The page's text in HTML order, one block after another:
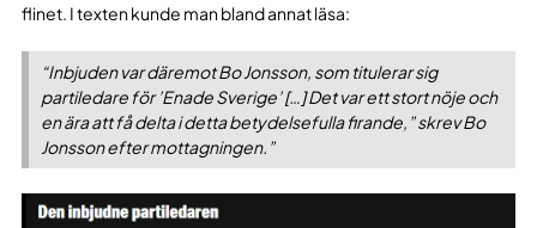
flinet. I texten kunde man bland annat läsa:
“Inbjuden var däremot Bo Jonsson, som titulerar sig
partiledare för ’Enade Sverige’ […] Det var ett stort nöje och
en ära att få delta i detta betydelsefulla firande,” skrev Bo
Jonsson efter mottagningen.”